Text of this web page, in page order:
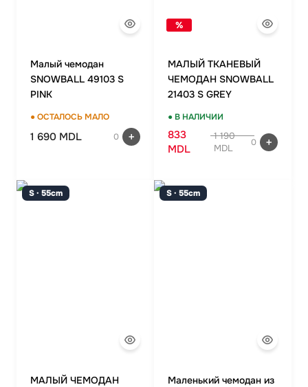
Малый чемодан
SNOWBALL 49103 S
PINK
● ОСТАЛОСЬ МАЛО
1 690 MDL 0
%
МАЛЫЙ ТКАНЕВЫЙ
ЧЕМОДАН SNOWBALL
21403 S GREY
● В НАЛИЧИИ
833
MDL
1 190
MDL
0
S · 55cm
МАЛЫЙ ЧЕМОДАН
S · 55cm
Маленький чемодан из